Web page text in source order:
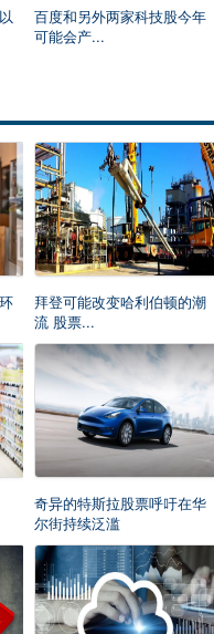
百度和另外两家科技股今年
可能会产...
拜登可能改变哈利伯顿的潮
流 股票...
奇异的特斯拉股票呼吁在华
尔街持续泛滥